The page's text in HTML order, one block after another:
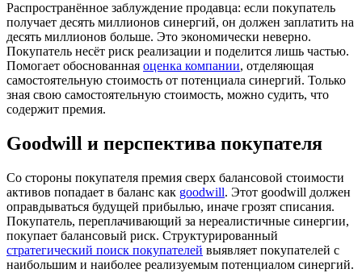
Распространённое заблуждение продавца: если покупатель
получает десять миллионов синергий, он должен заплатить на
десять миллионов больше. Это экономически неверно.
Покупатель несёт риск реализации и поделится лишь частью.
Помогает обоснованная оценка компании, отделяющая
самостоятельную стоимость от потенциала синергий. Только
зная свою самостоятельную стоимость, можно судить, что
содержит премия.
Goodwill и перспектива покупателя
Со стороны покупателя премия сверх балансовой стоимости
активов попадает в баланс как goodwill. Этот goodwill должен
оправдываться будущей прибылью, иначе грозят списания.
Покупатель, переплачивающий за нереалистичные синергии,
покупает балансовый риск. Структурированный
стратегический поиск покупателей выявляет покупателей с
наибольшим и наиболее реализуемым потенциалом синергий.